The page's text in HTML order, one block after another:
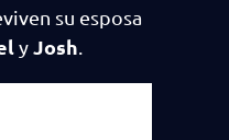
su esposa
yJosh